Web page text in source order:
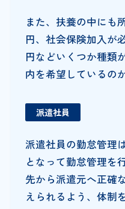
また、扶養の中にも
円、社会保険加入が
円などいくつか種類
内を希望しているの
派遣社員
派遣社員の勤怠管理
となって勤怠管理を
先から派遣元へ正確
えられるよう、体制